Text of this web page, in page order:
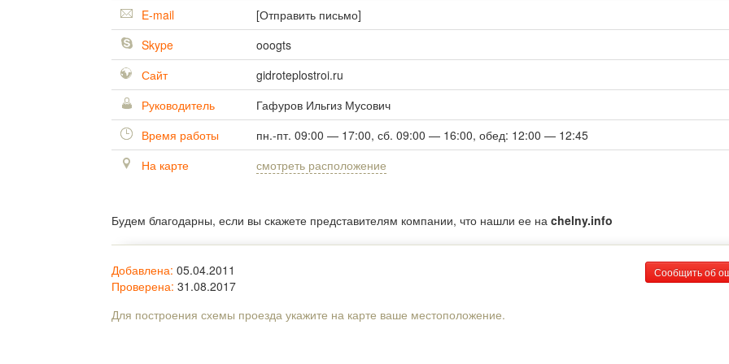
E-mail
[Отправить письмо]
Skype
ooogts
Сайт
gidroteplostroi.ru
Руководитель
Гафуров Ильгиз Мусович
Время работы
пн.-пт. 09:00 — 17:00, сб. 09:00 — 16:00, обед: 12:00 — 12:45
На карте
смотреть расположение
Будем благодарны, если вы скажете представителям компании, что нашли ее на chelny.info
Сообщить об
Добавлена: 05.04.2011
Проверена: 31.08.2017
Для построения схемы проезда укажите на карте ваше местоположение.